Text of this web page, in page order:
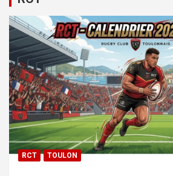
RCT TOULON